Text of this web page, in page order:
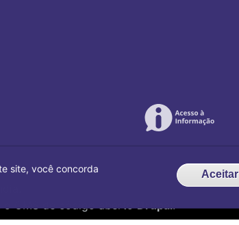
o CMS de código aberto Drupal
site, você concorda
Aceitar